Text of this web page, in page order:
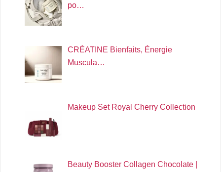
po…
CRÉATINE Bienfaits, Énergie
Muscula…
Makeup Set Royal Cherry Collection
Beauty Booster Collagen Chocolate |